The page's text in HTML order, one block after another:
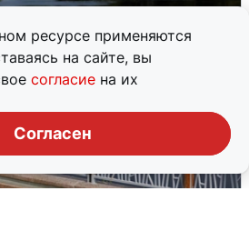
ресурсе применяются
на сайте, вы
согласие на их
Согласен